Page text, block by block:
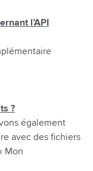
l’API
?
également
avec des fichiers
Mon